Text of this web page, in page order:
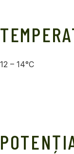
12 – 14°C